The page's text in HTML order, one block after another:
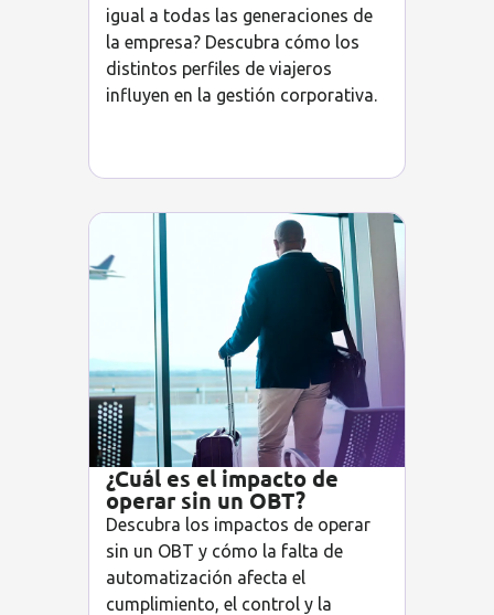
igual a todas las generaciones de
la empresa? Descubra cómo los
distintos perfiles de viajeros
influyen en la gestión corporativa.
¿Cuál es el impacto de
operar sin un OBT?
Descubra los impactos de operar
sin un OBT y cómo la falta de
automatización afecta el
cumplimiento, el control y la